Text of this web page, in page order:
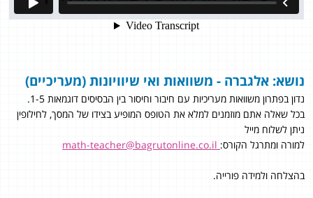
נושא: אלגברה - משוואות ואי שיוויונות (מעריכיים)
נדון בפתרון משוואות מעריכיות עם חיבור וחיסור בין הבסיסים דוגמאות 1-5.
בכל שאלה אתם מוזמנים למלא את הטופס המופיע בצידו של המסך, לחילופין
ניתן לשלוח מייל
למורה ומתרגל הקורס:
בהצלחה ולמידה פורייה.